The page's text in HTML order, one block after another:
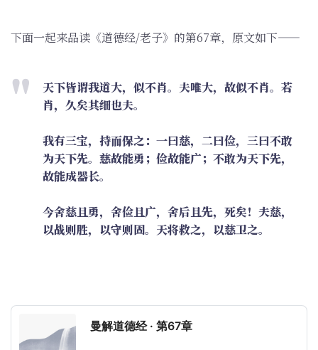
下面一起来品读《道德经/老子》的第67章，原文如下——
天下皆谓我道大，似不肖。夫唯大，故似不肖。若
肖，久矣其细也夫。
我有三宝，持而保之：一曰慈，二曰俭，三曰不敢
为天下先。慈故能勇；俭故能广；不敢为天下先，
故能成器长。
今舍慈且勇，舍俭且广，舍后且先，死矣！夫慈，
以战则胜，以守则固。天将救之，以慈卫之。
曼解道德经 · 第67章